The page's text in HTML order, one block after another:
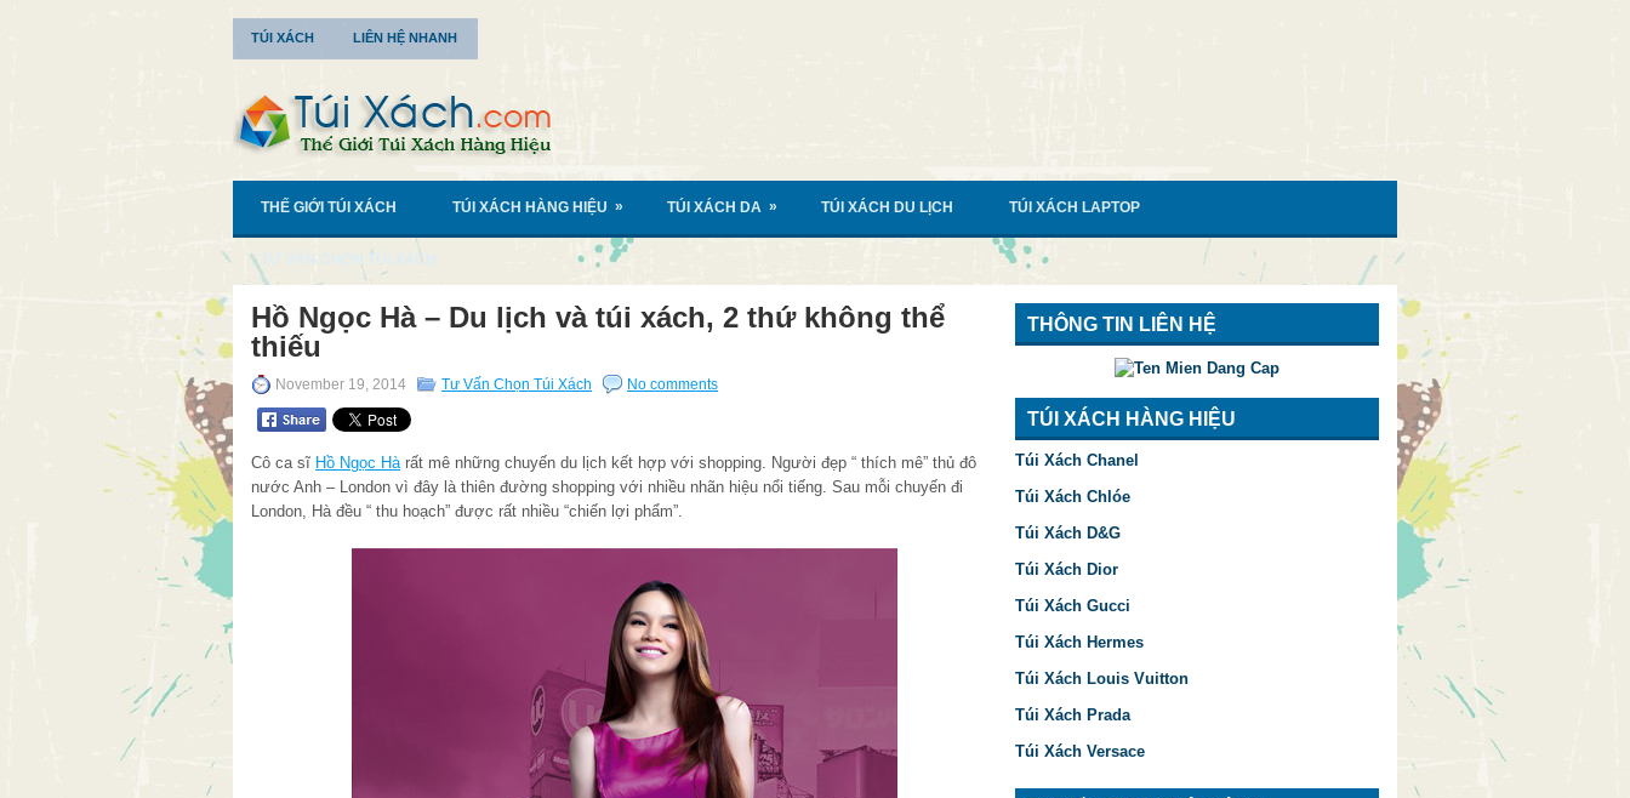
TÚI XÁCH LIÊN HỆ NHANH
THẾ GIỚI TÚI XÁCH TÚI XÁCH HÀNG HIỆU » TÚI XÁCH DA » TÚI XÁCH DU LỊCH TÚI XÁCH LAPTOP
TƯ VẤN CHỌN TÚI XÁCH
Hồ Ngọc Hà – Du lịch và túi xách, 2 thứ không thể
thiếu
November 19, 2014 Tư Vấn Chọn Túi Xách No comments
Cô ca sĩ Hồ Ngọc Hà rất mê những chuyến du lịch kết hợp với shopping. Người đẹp “ thích mê” thủ đô
nước Anh – London vì đây là thiên đường shopping với nhiều nhãn hiệu nổi tiếng. Sau mỗi chuyến đi
London, Hà đều “ thu hoạch” được rất nhiều “chiến lợi phẩm”.
THÔNG TIN LIÊN HỆ
TÚI XÁCH HÀNG HIỆU
Túi Xách Chanel
Túi Xách Chlóe
Túi Xách D&G
Túi Xách Dior
Túi Xách Gucci
Túi Xách Hermes
Túi Xách Louis Vuitton
Túi Xách Prada
Túi Xách Versace